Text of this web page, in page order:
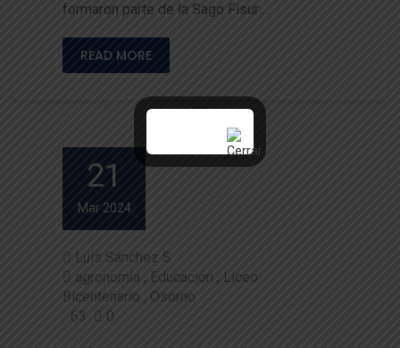
formaron parte de la Sago Fisur …
READ MORE
21
Mar 2024
Luis Sánchez S
agronomía
Educación
Liceo
Bicentenario
Osorno
63
0